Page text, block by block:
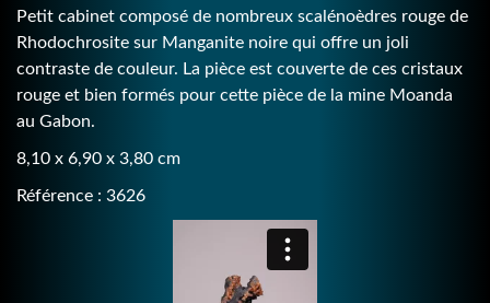
Petit cabinet composé de nombreux scalénoèdres rouge de
Rhodochrosite sur Manganite noire qui offre un joli
contraste de couleur. La pièce est couverte de ces cristaux
rouge et bien formés pour cette pièce de la mine Moanda
au Gabon.
8,10 x 6,90 x 3,80 cm
Référence : 3626